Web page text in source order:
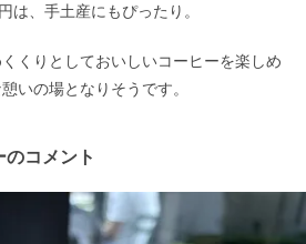
は、手土産にもぴったり。
くりとしておいしいコーヒーを楽しめ
いの場となりそうです。
コメント